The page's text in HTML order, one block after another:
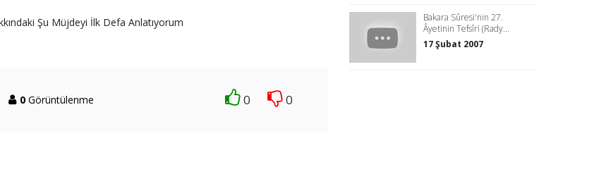
Şu Müjdeyi İlk Defa Anlatıyorum
0 Görüntülenme 0 0
Bakara Sûresi'nin 27.
Âyetinin Tefsîri (Rady...
17 Şubat 2007